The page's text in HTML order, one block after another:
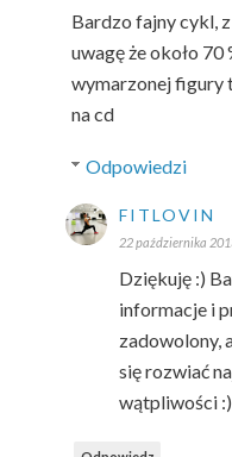
Bardzo fajny cykl,
uwagę że około 70
wymarzonej figury
na cd
Odpowiedzi
FITLOVIN
22 października
Dziękuję :)
informacje i
zadowolony,
się rozwiać
wątpliwości :)